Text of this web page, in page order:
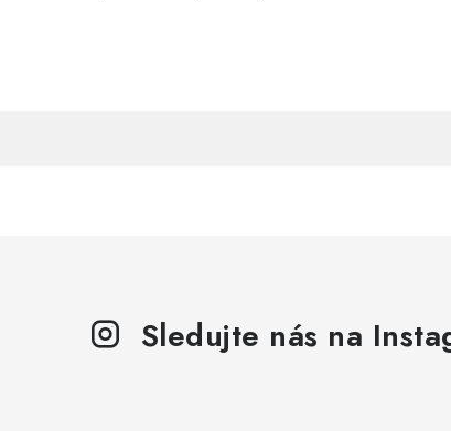
Sledujte nás na